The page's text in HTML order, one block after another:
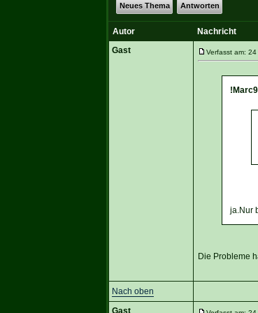
Neues Thema Antworten
Autor
Nachricht
Gast
Verfasst am:
ja.Nur
Die Probleme
Nach oben
Gast